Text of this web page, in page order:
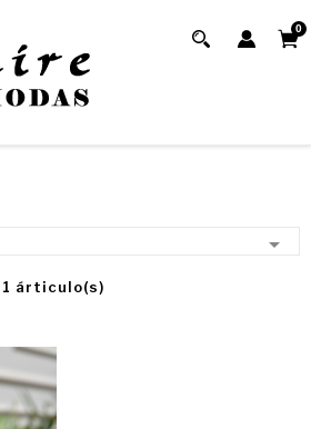
0

1 árticulo(s)